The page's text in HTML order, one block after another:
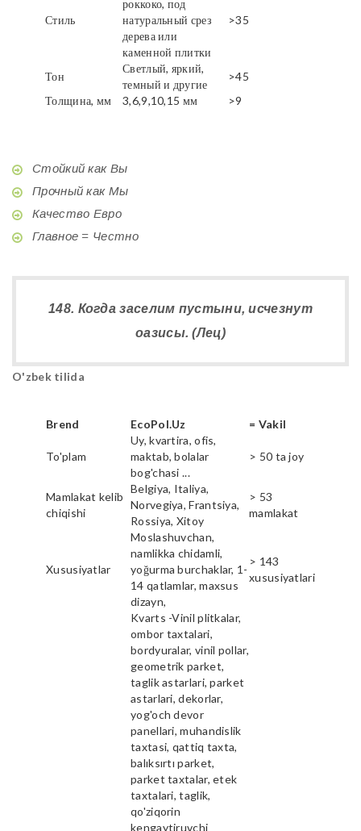
Стиль
роккоко, под
натуральный срез
дерева или
каменной плитки
>35
Тон
Светлый, яркий,
темный и другие
>45
Толщина, мм
3,6,9,10,15 мм >9
Стойкий как Вы
Прочный как Мы
Качество Евро
Главное = Честно
148. Когда заселим пустыни, исчезнут
оазисы. (Лец)
O'zbek tilida
Brend EcoPol.Uz = Vakil
To'plam
Uy, kvartira, ofis,
maktab, bolalar
bog'chasi ...
> 50 ta joy
Mamlakat kelib
chiqishi
Belgiya, Italiya,
Norvegiya, Frantsiya,
Rossiya, Xitoy
> 53
mamlakat
Xususiyatlar
Moslashuvchan,
namlikka chidamli,
yoğurma burchaklar, 1-
14 qatlamlar, maxsus
dizayn,
> 143
xususiyatlari
Kvarts -Vinil plitkalar,
ombor taxtalari,
bordyuralar, vinil pollar,
geometrik parket,
taglik astarlari, parket
astarlari, dekorlar,
yog'och devor
panellari, muhandislik
taxtasi, qattiq taxta,
balıksırtı parket,
parket taxtalar, etek
taxtalari, taglik,
qo'ziqorin
kengaytiruvchi